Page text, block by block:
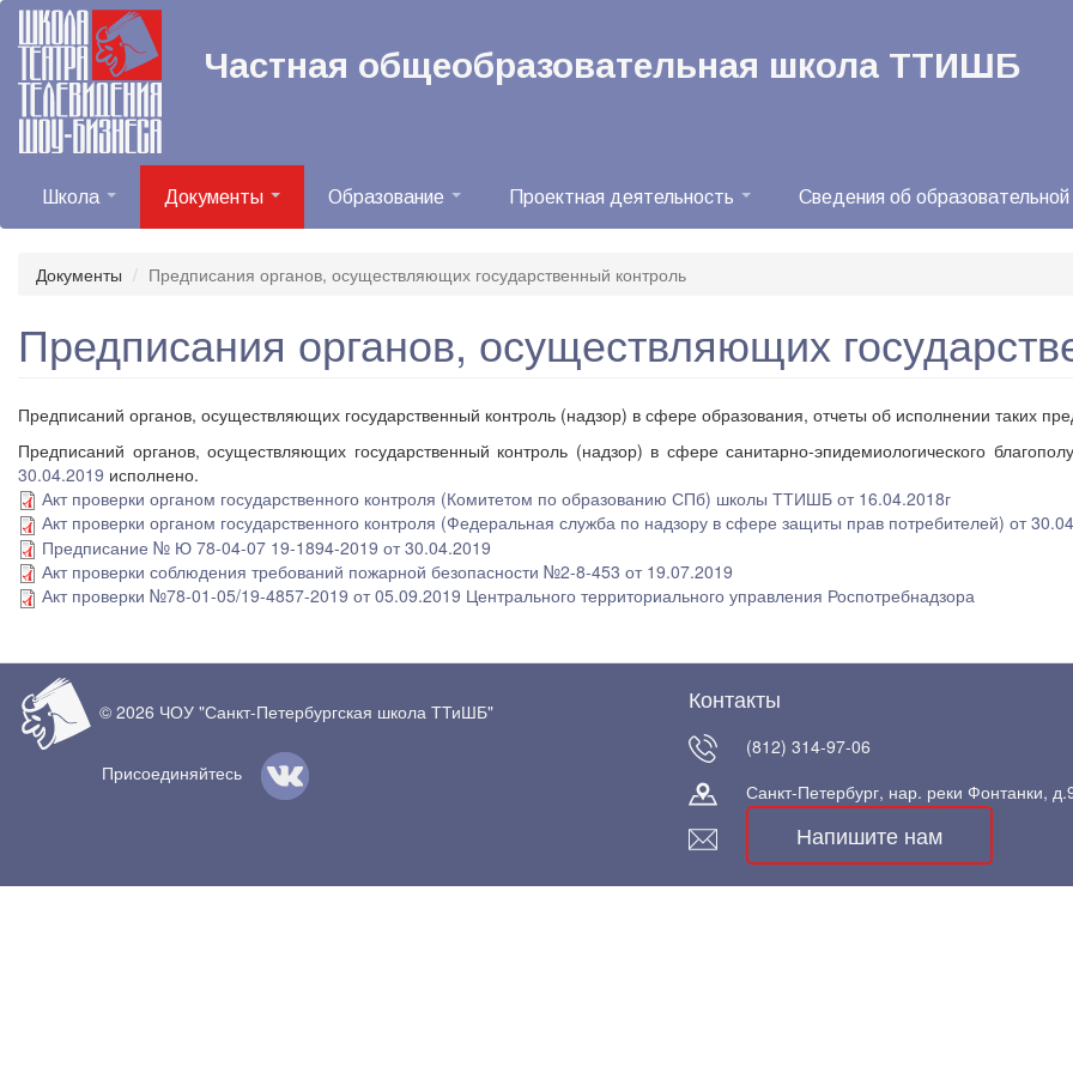
Перейти
основному
содержанию
Частная общеобразовательная школа ТТИШБ
Школа Документы Образование Проектная деятельность Сведения об образовательной
Документы Предписания органов, осуществляющих государственный контроль
Предписания органов, осуществляющих
Предписаний органов, осуществляющих государственный контроль (надзор) в сфере образования, отчеты об исполнении таких
Предписаний органов, осуществляющих государственный контроль (надзор) в сфере санитарно-эпидемиологического
30.04.2019 исполнено.
Акт проверки органом государственного контроля (Комитетом по образованию СПб) школы ТТИШБ от 16.04.2018г
Акт проверки органом государственного контроля (Федеральная служба по надзору в сфере защиты прав потребителей) от
Предписание № Ю 78-04-07 19-1894-2019 от 30.04.2019
Акт проверки соблюдения требований пожарной безопасности №2-8-453 от 19.07.2019
Акт проверки №78-01-05/19-4857-2019 от 05.09.2019 Центрального территориального управления Роспотребнадзора
© 2026 ЧОУ "Санкт-Петербургская школа ТТиШБ"
Присоединяйтесь
Контакты
(812) 314-97-06
Санкт-Петербург, нар. реки Фонтанки,
Напишите нам